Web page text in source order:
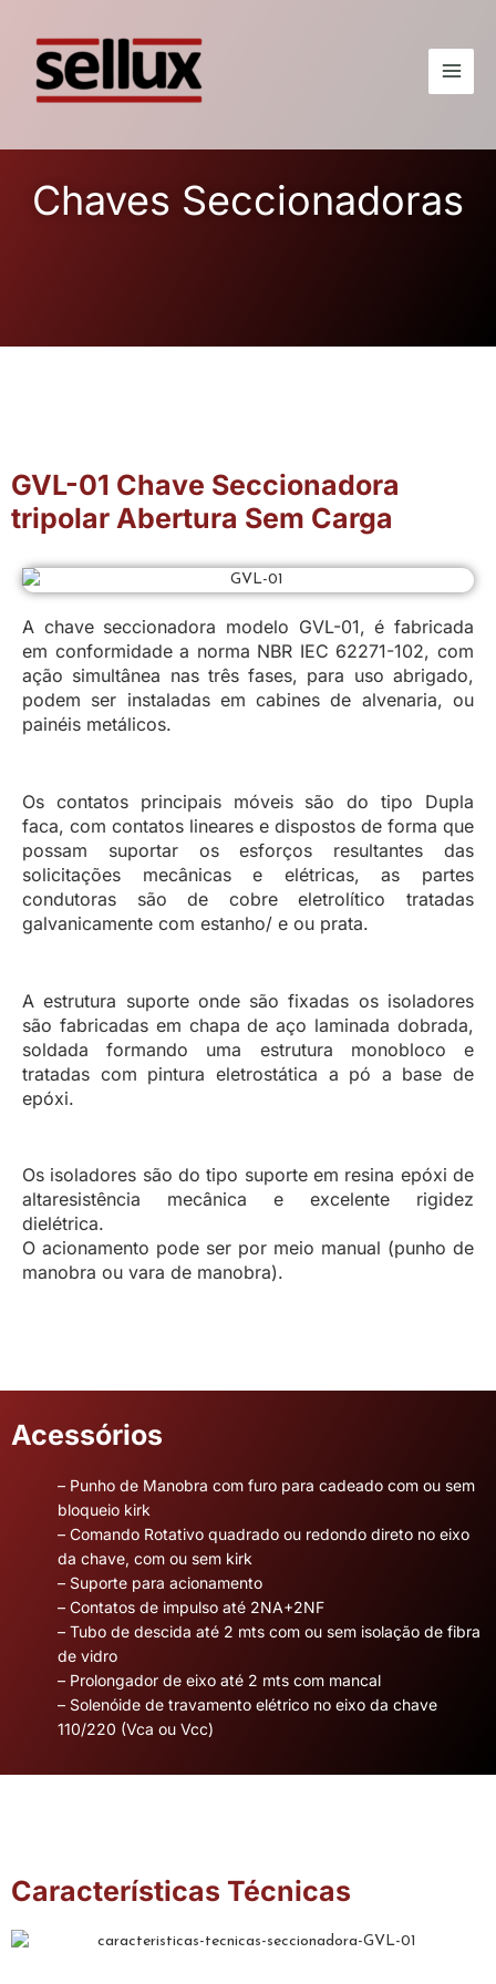
Chaves Seccionadoras
GVL-01 Chave Seccionadora
tripolar Abertura Sem Carga
A chave seccionadora modelo GVL-01, é fabricada
em conformidade a norma NBR IEC 62271-102, com
ação simultânea nas três fases, para uso abrigado,
podem ser instaladas em cabines de alvenaria, ou
painéis metálicos.
Os contatos principais móveis são do tipo Dupla
faca, com contatos lineares e dispostos de forma que
possam suportar os esforços resultantes das
solicitações mecânicas e elétricas, as partes
condutoras são de cobre eletrolítico tratadas
galvanicamente com estanho/ e ou prata.
A estrutura suporte onde são fixadas os isoladores
são fabricadas em chapa de aço laminada dobrada,
soldada formando uma estrutura monobloco e
tratadas com pintura eletrostática a pó a base de
epóxi.
Os isoladores são do tipo suporte em resina epóxi de
altaresistência mecânica e excelente rigidez
dielétrica.
O acionamento pode ser por meio manual (punho de
manobra ou vara de manobra).
Acessórios
– Punho de Manobra com furo para cadeado com ou sem
bloqueio kirk
– Comando Rotativo quadrado ou redondo direto no eixo
da chave, com ou sem kirk
– Suporte para acionamento
– Contatos de impulso até 2NA+2NF
– Tubo de descida até 2 mts com ou sem isolação de fibra
de vidro
– Prolongador de eixo até 2 mts com mancal
– Solenóide de travamento elétrico no eixo da chave
110/220 (Vca ou Vcc)
Características Técnicas